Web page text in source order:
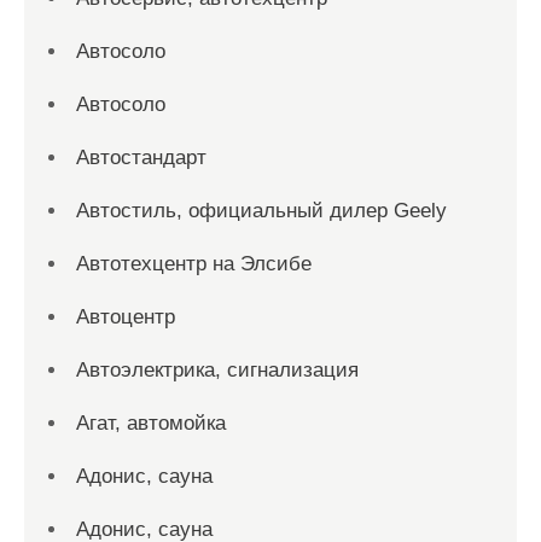
Автосоло
Автосоло
Автостандарт
Автостиль, официальный дилер Geely
Автотехцентр на Элсибе
Автоцентр
Автоэлектрика, сигнализация
Агат, автомойка
Адонис, сауна
Адонис, сауна